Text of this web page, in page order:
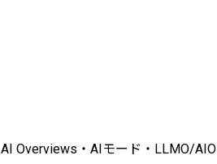
AI Overviews・AIモード・LLMO/